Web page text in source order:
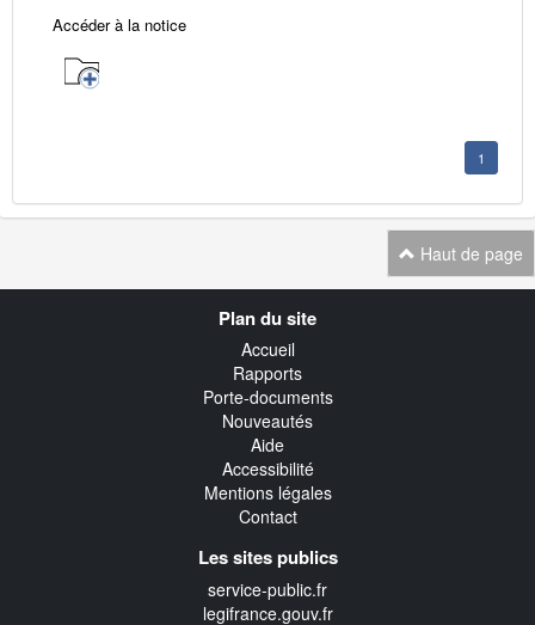
Accéder à la notice
1
Haut de page
Plan du site
Accueil
Rapports
Porte-documents
Nouveautés
Aide
Accessibilité
Mentions légales
Contact
Les sites publics
service-public.fr
legifrance.gouv.fr